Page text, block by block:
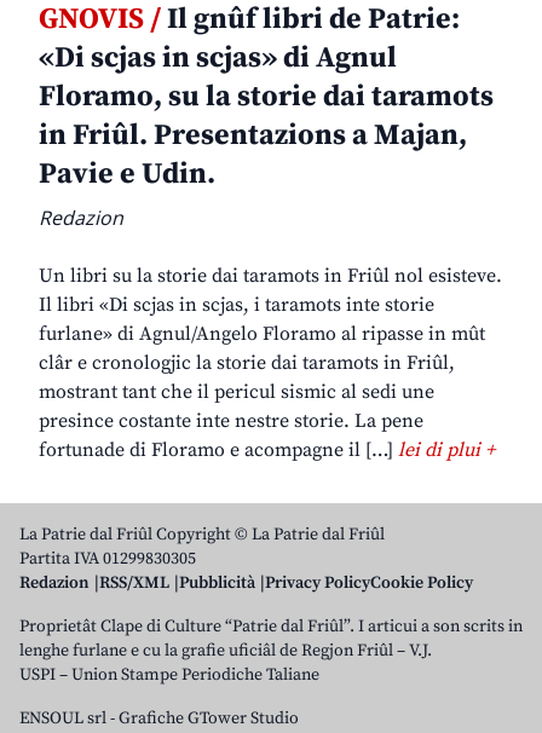
GNOVIS /Il gnûf libri de Patrie:
«Di scjas in scjas» di Agnul
Floramo, su la storie dai taramots
in Friûl. Presentazions a Majan,
Pavie e Udin.
Redazion
Un libri su la storie dai taramots in Friûl nol esisteve.
Il libri «Di scjas in scjas, i taramots inte storie
furlane» di Agnul/Angelo Floramo al ripasse in mût
clâr e cronologjic la storie dai taramots in Friûl,
mostrant tant che il pericul sismic al sedi une
presince costante inte nestre storie. La pene
fortunade di Floramo e acompagne il […] lei di plui +
La Patrie dal Friûl Copyright © La Patrie dal Friûl
Partita IVA 01299830305
Redazion RSS/XML Pubblicità Privacy PolicyCookie Policy
Proprietât Clape di Culture “Patrie dal Friûl”. I articui a son scrits in
lenghe furlane e cu la grafie uficiâl de Regjon Friûl – V.J.
USPI – Union Stampe Periodiche Taliane
ENSOUL srl-Grafiche GTower Studio